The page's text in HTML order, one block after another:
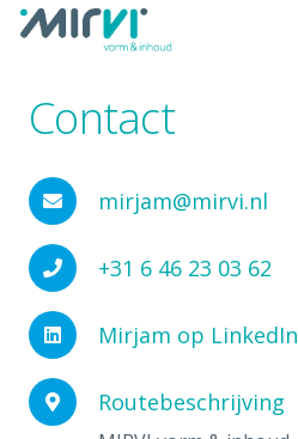
Contact
mirjam@mirvi.nl
+31 6 46 23 03 62
Mirjam op LinkedIn
Routebeschrijving